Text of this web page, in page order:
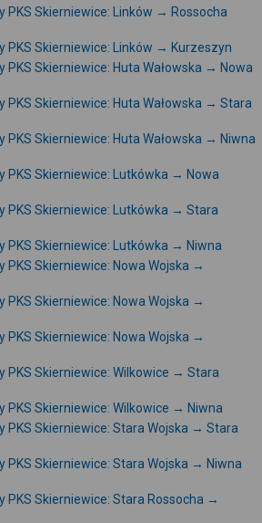
PKS Skierniewice: Linków → Rossocha
PKS Skierniewice: Linków → Kurzeszyn
PKS Skierniewice: Huta Wałowska → Nowa
PKS Skierniewice: Huta Wałowska → Stara
PKS Skierniewice: Huta Wałowska → Niwna
PKS Skierniewice: Lutkówka → Nowa
PKS Skierniewice: Lutkówka → Stara
PKS Skierniewice: Lutkówka → Niwna
PKS Skierniewice: Nowa Wojska →
PKS Skierniewice: Nowa Wojska →
PKS Skierniewice: Nowa Wojska →
PKS Skierniewice: Wilkowice → Stara
PKS Skierniewice: Wilkowice → Niwna
PKS Skierniewice: Stara Wojska → Stara
PKS Skierniewice: Stara Wojska → Niwna
PKS Skierniewice: Stara Rossocha →